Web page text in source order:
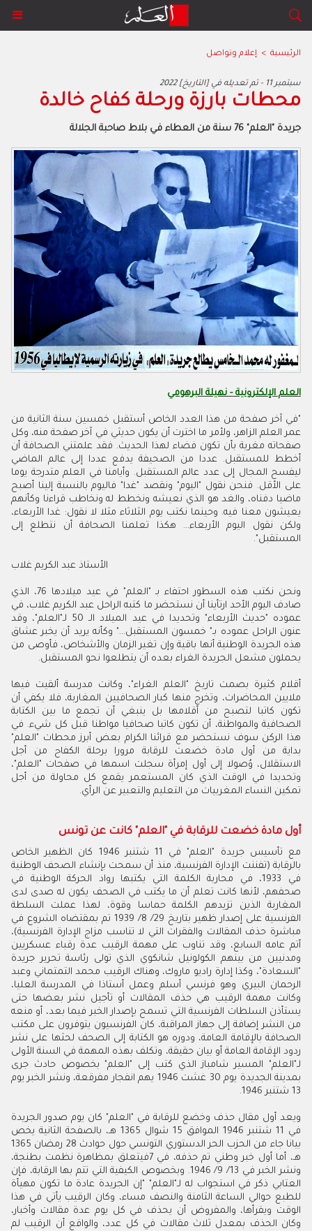
الرئيسية > إعلام وتواصل
2022 سبتمبر 11 - تم تعديله في [التاريخ]
محطات بارزة ورحلة كفاح خالدة
جريدة "العلم" 76 سنة من العطاء في بلاط صاحبة الجلالة
العلم الإلكترونية - نهيلة البرهومي
"في آخر صفحة من هذا العدد الخاص أستقبل خمسين سنة الثانية من
عمر العلم الزاهر، ولأمر ما اخترت أن يكون حديثي في آخر صفحة منه، وكل
صفحاته مغرية بأن تكون فضاء لهذا الحديث. فقد علمتني الصحافة أن
أخطط للمستقبل. عددا من الصحيفة يدفع عددا إلى عالم الماضي
ليفسح المجال إلى عدد عالم المستقبل. وأيامنا في العلم متدرجة يوما
على الأقل. فنحن نقول "اليوم" ونقصد "غدا" فاليوم بالنسبة إلينا أصبح
ماضيا دفناه، والغد هو الذي نعيشه ونخطط له ونخاطب قراءنا وكأنهم
يعيشون معنا فيه. وحينما نكتب يوم الثلاثاء مثلا لا نقول: غدا الأربعاء،
ولكن نقول اليوم الأربعاء... هكذا تعلمنا الصحافة أن نتطلع إلى
المستقبل".
الأستاذ عبد الكريم غلاب
ونحن نكتب هذه السطور احتفاء بـ "العلم" في عيد ميلادها 76، الذي
صادف اليوم الأحد ارتأينا أن نستحضر ما كتبه الراحل عبد الكريم غلاب، في
عموده "حديث الأربعاء" وتحديدا في عيد الميلاد الـ 50 لـ"العلم"، وقد
عنون الراحل عموده بـ" خمسون المستقبل..." وكأنه يريد أن يخبر عشاق
هذه الجريدة الوطنية أنها باقية وإن تغير الزمان والأشخاص، فأوصى من
يحملون مشعل الجريدة الغراء بعده أن يتطلعوا نحو المستقبل.
أقلام كثيرة بصمت تاريخ "العلم الغراء"، وكانت مدرسة ألقيت فيها
ملايين المحاضرات، وتخرج منها كبار الصحافيين المغاربة، فلا يكفي أن
تكون كاتبا لتصبح من أقلامها بل ينبغي أن تجمع ما بين الكتابة
الصحافية والمواطنة، أن تكون كاتبا صحافيا مواطنا قبل كل شيء. في
هذا الركن سوف نستحضر مع قرائنا الكرام بعض أبرز محطات "العلم"
بداية من أول مادة خضعت للرقابة مرورا برحلة الكفاح من أجل
الاستقلال، وُصولا إلى أول إمرأة سجلت اسمها في صفحات "العلم"،
وتحديدا في الوقت الذي كان المستعمر يقمع كل محاولة من أجل
تمكين النساء المغربيات من التعليم والتعبير عن الرأي.
أول مادة خضعت للرقابة في "العلم" كانت عن تونس
مع تأسيس جريدة "العلم" في 11 شتنبر 1946 كان الظهير الخاص
بالرقابة (تفننت الإدارة الفرنسية، منذ أن سمحت بإنشاء الصحف الوطنية
في 1933، في محاربة الكلمة التي يكتبها رواد الحركة الوطنية في
صحفهم، لأنها كانت تعلم أن ما يكتب في الصحف يكون له صدى لدى
المغاربة الذين تزيدهم الكلمة حماسا وقوة، لهذا عملت السلطة
الفرنسية على إصدار ظهير بتاريخ 29/ 8/ 1939 تم بمقتضاه الشروع في
مباشرة حذف المقالات والفقرات التي لا تناسب مزاج الإدارة الفرنسية)،
أتم عامه السابع، وقد تناوب على مهمة الرقيب عدة رقباء عسكريين
ومدنيين من بينهم الكولونيل شانكوي الذي تولى رئاسة تحرير جريدة
"السعادة"، وكذا إدارة راديو ماروك، وهناك الرقيب محمد التمتماني وعبد
الرحمان البيري وهو فرنسي أسلم وعمل أستاذا في المدرسة العليا،
وكانت مهمة الرقيب هي حذف المقالات أو تأجيل نشر بعضها حتى
يستأذن السلطات الفرنسية التي تسمح بإصدار الخبر فيما بعد، أو منعه
من النشر إضافة إلى جهاز المراقبة، كان الفرنسيون يتوفرون على مكتب
الصحافة بالإقامة العامة، ودوره هو الكتابة إلى الصحف لحثها على نشر
ردود الإقامة العامة أو بيان حقيقة، وتكلف بهذه المهمة في السنة الأولى
لـ"العلم" المسير شامباز الذي كتب إلى "العلم" بخصوص حادث جرى
بمدينة الجديدة يوم 30 غشت 1946 يهم انفجار مفرقعة، ونشر الخبر يوم
13 شتنبر 1946.
ويعد أول مقال حذف وخضع للرقابة في "العلم" كان يوم صدور الجريدة
في 11 شتنبر 1946 الموافق 15 شوال 1365 هـ، بالصفحة الثانية يخص
بيانا جاء من الحزب الحر الدستوري التونسي حول حوادث 28 رمضان 1365
هـ، أما أول خبر وطني تم حذفه، في 7فيتعلق بمظاهرة نظمت بطنجة،
ونشر الخبر في 13/ 9/ 1946. وبخصوص الكيفية التي تتم بها الرقابة، فإن
العتابي ذكر في استجواب له لـ"العلم" "إن الجريدة عادة ما تكون مهيأة
للطبع حوالي الساعة الثامنة والنصف مساء، وكان الرقيب يأتي في هذا
الوقت ويقرأها، والمفروض أن يحذف في كل يوم عدة مقالات وأخبار،
وكان الحذف بمعدل ثلاث مقالات في كل عدد، والواقع أن الرقيب لم